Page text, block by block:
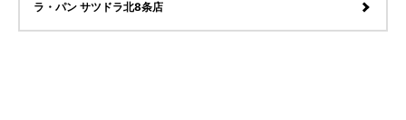
ラ・パン サツドラ北8条店